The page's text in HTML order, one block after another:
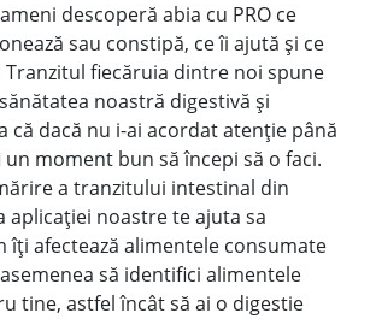
descoperă abia cu PRO ce
sau constipă, ce îi ajută și ce
fiecăruia dintre noi spune
noastră digestivă și
că dacă nu i-ai acordat atenție până
moment bun să începi să o faci.
a tranzitului intestinal din
aplicației noastre te ajuta sa
îți afectează alimentele consumate
să identifici alimentele
tine, astfel încât să ai o digestie